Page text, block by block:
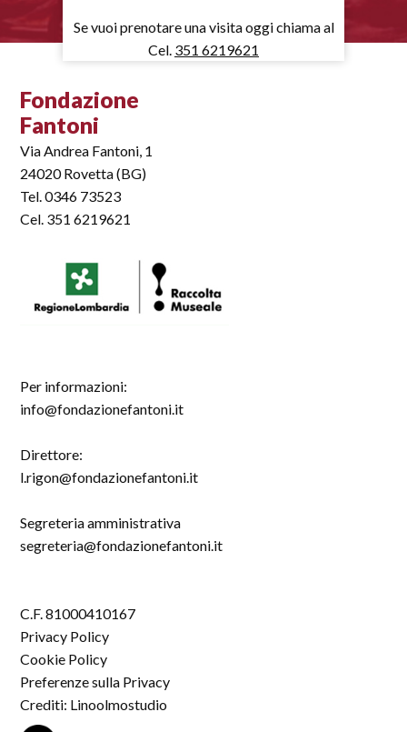
Se vuoi prenotare una visita oggi chiama al
Cel. 351 6219621
Fondazione
Fantoni
Via Andrea Fantoni, 1
24020 Rovetta (BG)
Tel. 0346 73523
Cel. 351 6219621
Per informazioni:
info@fondazionefantoni.it
Direttore:
l.rigon@fondazionefantoni.it
Segreteria amministrativa
segreteria@fondazionefantoni.it
C.F. 81000410167
Privacy Policy
Cookie Policy
Preferenze sulla Privacy
Crediti: Linoolmostudio